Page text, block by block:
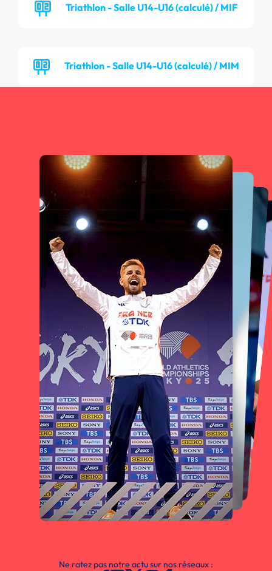
Triathlon - Salle U14-U16 (calculé) / MIF
Triathlon - Salle U14-U16 (calculé) / MIM
Ne ratez pas notre actu sur nos réseaux :